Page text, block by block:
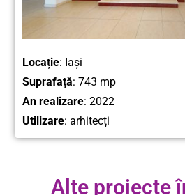
Locație: Iași
Suprafață: 743 mp
An realizare: 2022
Utilizare: arhitecți
Alte proiecte